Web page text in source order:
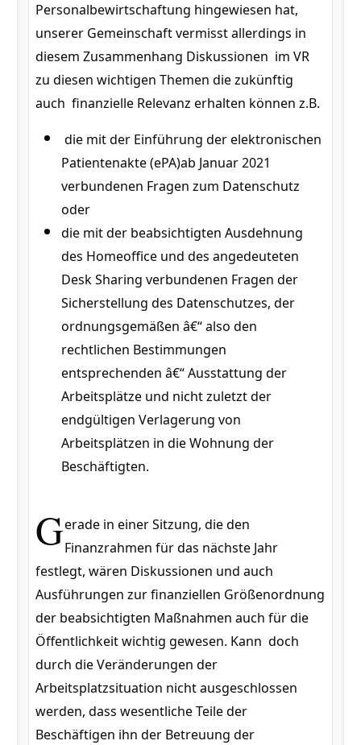
Personalbewirtschaftung hingewiesen hat,
unserer Gemeinschaft vermisst allerdings in
diesem Zusammenhang Diskussionen im VR
zu diesen wichtigen Themen die zukünftig
auch finanzielle Relevanz erhalten können z.B.
die mit der Einführung der elektronischen
Patientenakte (ePA)ab Januar 2021
verbundenen Fragen zum Datenschutz
oder
die mit der beabsichtigten Ausdehnung
des Homeoffice und des angedeuteten
Desk Sharing verbundenen Fragen der
Sicherstellung des Datenschutzes, der
ordnungsgemäßen â€“ also den
rechtlichen Bestimmungen
entsprechenden â€“ Ausstattung der
Arbeitsplätze und nicht zuletzt der
endgültigen Verlagerung von
Arbeitsplätzen in die Wohnung der
Beschäftigten.
Gerade in einer Sitzung, die den
Finanzrahmen für das nächste Jahr
festlegt, wären Diskussionen und auch
Ausführungen zur finanziellen Größenordnung
der beabsichtigten Maßnahmen auch für die
Öffentlichkeit wichtig gewesen. Kann doch
durch die Veränderungen der
Arbeitsplatzsituation nicht ausgeschlossen
werden, dass wesentliche Teile der
Beschäftigen ihn der Betreuung der